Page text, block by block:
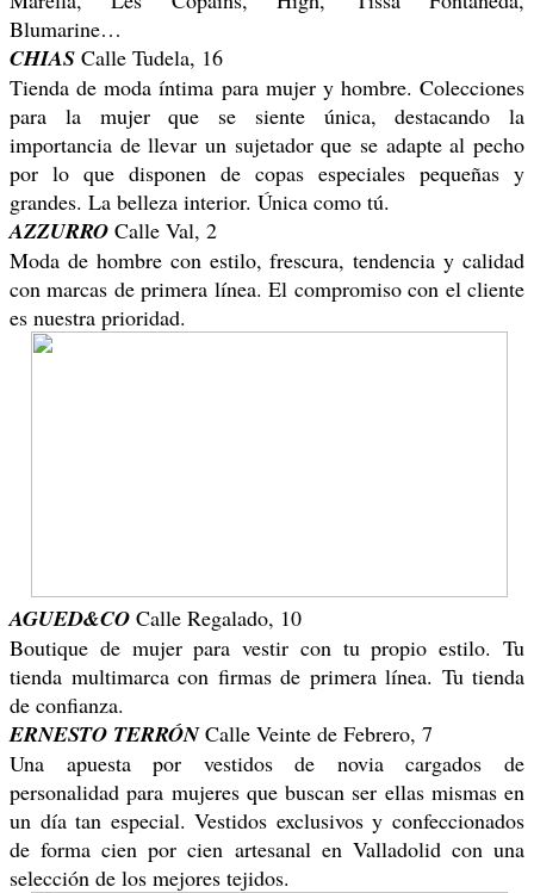
Blumarine…
CHIAS Calle Tudela, 16
Tienda de moda íntima para mujer y hombre. Colecciones
para la mujer que se siente única, destacando la
importancia de llevar un sujetador que se adapte al pecho
por lo que disponen de copas especiales pequeñas y
grandes. La belleza interior. Única como tú.
AZZURRO Calle Val, 2
Moda de hombre con estilo, frescura, tendencia y calidad
con marcas de primera línea. El compromiso con el cliente
es nuestra prioridad.
AGUED&CO Calle Regalado, 10
Boutique de mujer para vestir con tu propio estilo. Tu
tienda multimarca con firmas de primera línea. Tu tienda
de confianza.
ERNESTO TERRÓNCalle Veinte de Febrero, 7
Una apuesta por vestidos de novia cargados de
personalidad para mujeres que buscan ser ellas mismas en
un día tan especial. Vestidos exclusivos y confeccionados
de forma cien por cien artesanal en Valladolid con una
selección de los mejores tejidos.